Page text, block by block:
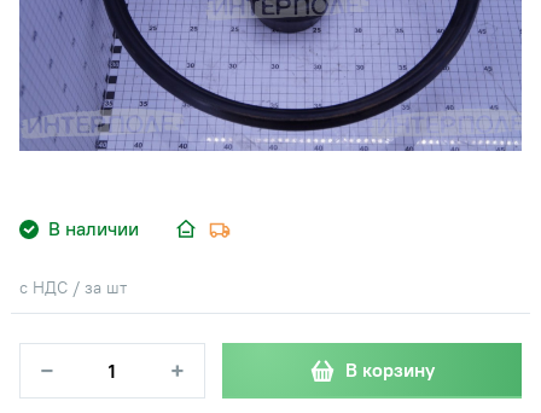
В наличии
с НДС / за шт
− + В корзину